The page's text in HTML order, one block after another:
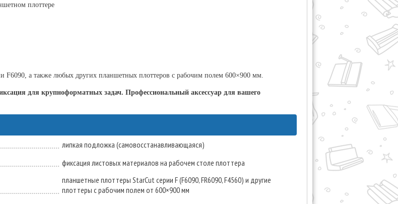
плоттере
F6090, а также любых других планшетных плоттеров с рабочим полем 600×900 мм.
для крупноформатных задач. Профессиональный аксессуар для вашего
липкая подложка (самовосстанавливающаяся)
фиксация листовых материалов на рабочем столе плоттера
планшетные плоттеры StarCut серии F (F6090, FR6090, F4560) и другие
плоттеры с рабочим полем от 600×900 мм